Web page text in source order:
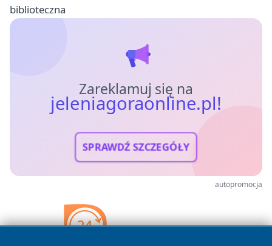
biblioteczna
Zareklamuj się na
jeleniagoraonline.pl!
SPRAWDŹ SZCZEGÓŁY
autopromocja